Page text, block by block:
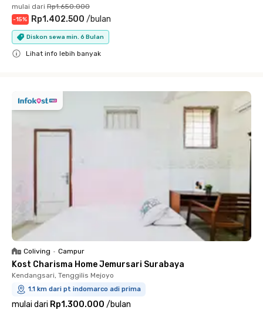
mulai dari Rp1.650.000
-15% Rp1.402.500 /bulan
Diskon sewa min. 6 Bulan
Lihat info lebih banyak
Coliving • Campur
Kost Charisma Home Jemursari Surabaya
Kendangsari, Tenggilis Mejoyo
1.1 km dari pt indomarco adi prima
mulai dari Rp1.300.000 /bulan